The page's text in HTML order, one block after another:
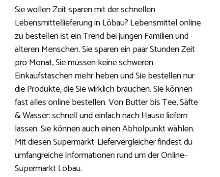
Sie wollen Zeit sparen mit der schnellen
Lebensmittellieferung in Löbau? Lebensmittel online
zu bestellen ist ein Trend bei jungen Familien und
älteren Menschen. Sie sparen ein paar Stunden Zeit
pro Monat, Sie müssen keine schweren
Einkaufstaschen mehr heben und Sie bestellen nur
die Produkte, die Sie wirklich brauchen. Sie können
fast alles online bestellen. Von Butter bis Tee, Säfte
& Wasser: schnell und einfach nach Hause liefern
lassen. Sie können auch einen Abholpunkt wählen.
Mit diesen Supermarkt-Liefervergleicher findest du
umfangreiche Informationen rund um der Online-
Supermarkt Löbau.